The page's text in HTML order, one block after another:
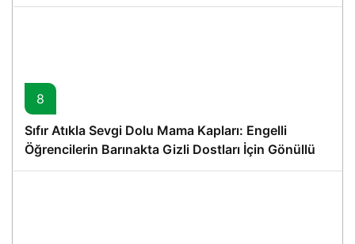
8
Sıfır Atıkla Sevgi Dolu Mama Kapları: Engelli
Öğrencilerin Barınakta Gizli Dostları İçin Gönüllü
Proje